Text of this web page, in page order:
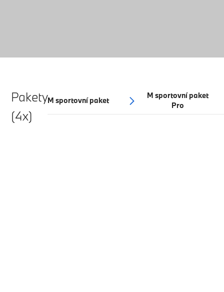
Pakety
(4x)
M sportovní paket
M sportovní paket
Pro